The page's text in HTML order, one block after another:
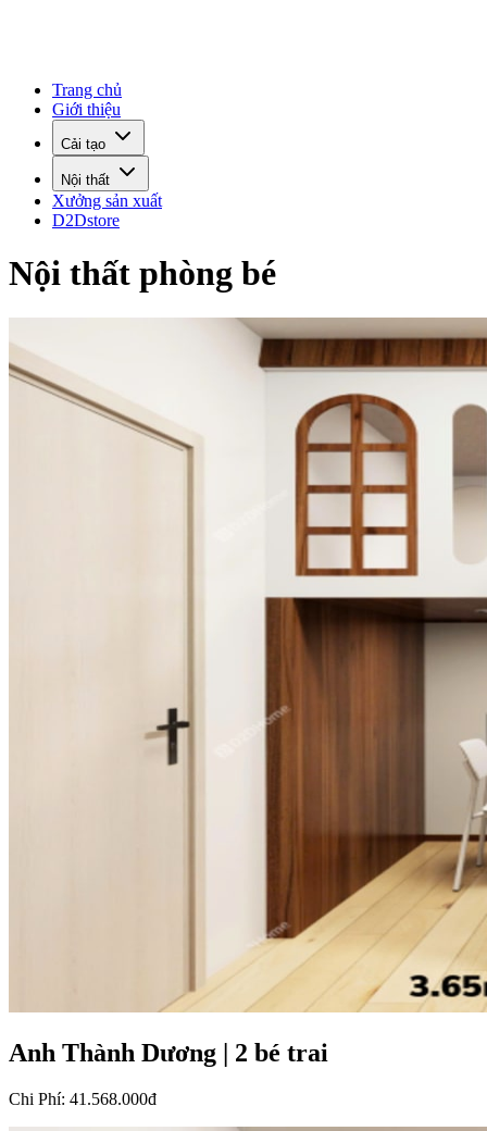
Trang chủ
Giới thiệu
Cải tạo
Nội thất
Xưởng sản xuất
D2Dstore
Nội thất phòng bé
Anh Thành Dương | 2 bé trai
Chi Phí: 41.568.000đ